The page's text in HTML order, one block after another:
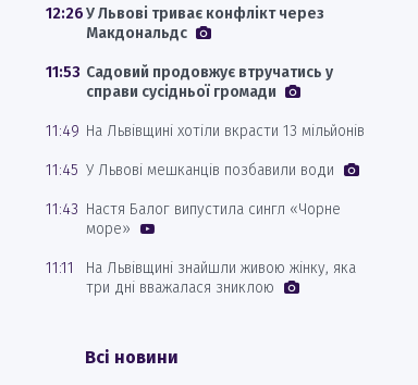
12:26У Львові триває конфлікт через
Макдональдс
11:53 Садовий продовжує втручатись у
справи сусідньої громади
11:49 На Львівщині хотіли вкрасти 13 мільйонів
11:45 У Львові мешканців позбавили води
11:43 Настя Балог випустила сингл «Чорне
море»
11:11
На Львівщині знайшли живою жінку, яка
три дні вважалася зниклою
Всі новини